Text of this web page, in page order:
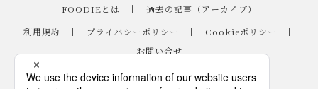
FOODIEとは ｜
過去の記事（アーカイブ）
｜
利用規約 ｜ プライバシーポリシー ｜ Cookieポリシー
｜
お問い合せ
レシピ ｜ スイーツ